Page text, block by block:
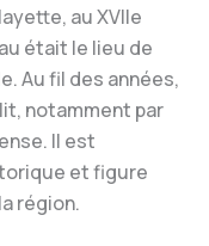
au XVIIe
était le lieu de
Au fil des années,
notamment par
Il est
et figure
région.